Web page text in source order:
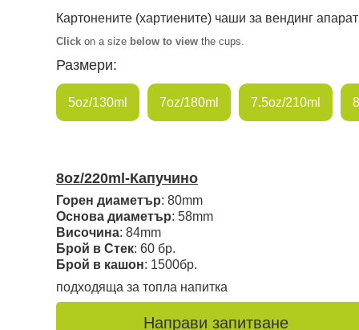
Картонените (хартиените) чаши за вендинг
Click on a size below to view the cups.
Размери:
5oz/130ml 7oz/180ml 7.5oz/210ml
8oz/220ml-Капучино
Горен диаметър: 80mm
Основа диаметър: 58mm
Височина: 84mm
Брой в Стек: 60 бр.
Брой в кашон: 1500бр.
подходяща за топла напитка